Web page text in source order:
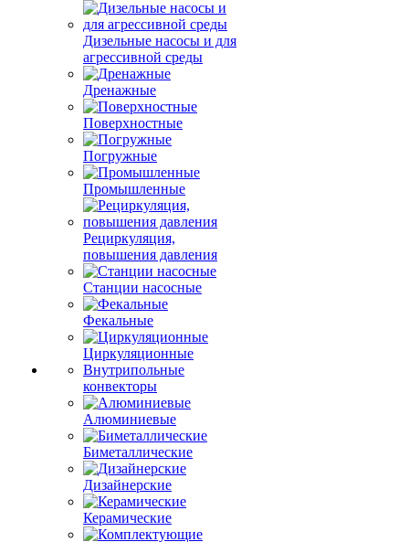
Дизельные насосы и для
агрессивной среды
Дренажные
Поверхностные
Погружные
Промышленные
Рециркуляция,
повышения давления
Станции насосные
Фекальные
Циркуляционные
Внутрипольные
конвекторы
Алюминиевые
Биметаллические
Дизайнерские
Керамические